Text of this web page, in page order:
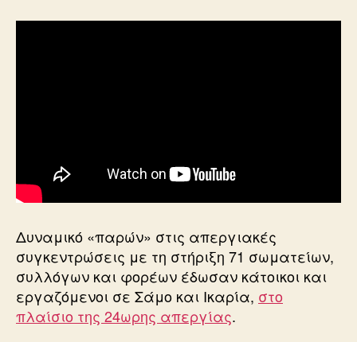
Δυναμικό «παρών» στις απεργιακές
συγκεντρώσεις με τη στήριξη 71 σωματείων,
συλλόγων και φορέων έδωσαν κάτοικοι και
εργαζόμενοι σε Σάμο και Ικαρία, στο
πλαίσιο της 24ωρης απεργίας.